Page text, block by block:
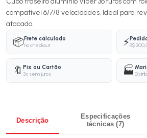
compatível 6/7/8 velocidades. Ideal para
atacado.
📦Frete calculado
no checkout
⚡R$
🔖 Pix ou Cartão
3x sem juros
🏭
Descrição
Especificações
técnicas (7)